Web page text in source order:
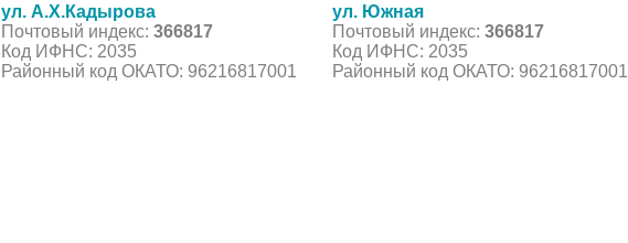
ул. А.Х.Кадырова
Почтовый индекс: 366817
Код ИФНС: 2035
Районный код ОКАТО: 96216817001
ул. Южная
Почтовый индекс: 366817
Код ИФНС: 2035
Районный код ОКАТО: 96216817001